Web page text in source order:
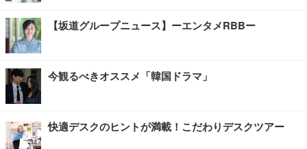
【坂道グループニュース】ーエンタメRBBー
今観るべきオススメ「韓国ドラマ」
快適デスクのヒントが満載！こだわりデスクツアー